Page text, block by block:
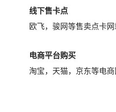
线下售卡点
欧飞，骏网等售卖点卡
电商平台购买
淘宝，天猫，京东等电商